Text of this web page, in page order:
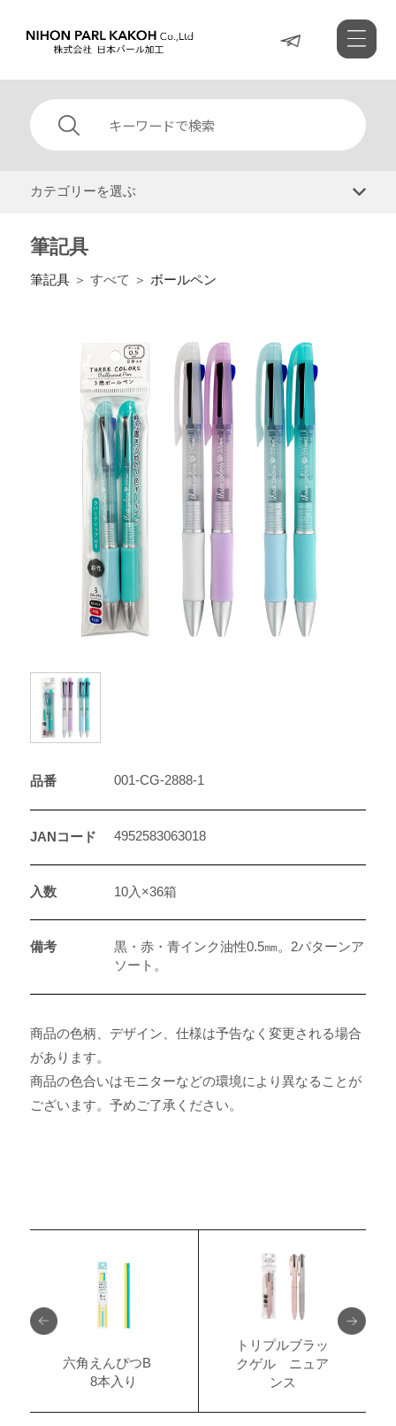
カテゴリーを選ぶ
筆記具
筆記具＞ すべて ＞ ボールペン
品番 001-CG-2888-1
JANコード 4952583063018
入数 10入×36箱
備考
黒・赤・青インク油性0.5㎜。2パターンア
ソート。
商品の色柄、デザイン、仕様は予告なく変更される場合
があります。
商品の色合いはモニターなどの環境により異なることが
ございます。予めご了承ください。
六角えんぴつB
8本入り
トリプルブラッ
クゲル ニュア
ンス